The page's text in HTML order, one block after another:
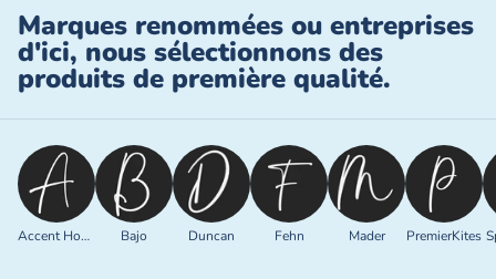
Marques renommées ou entreprises
d'ici, nous sélectionnons des
produits de première qualité.
Accent Home Bajo Duncan Fehn Mader PremierKites